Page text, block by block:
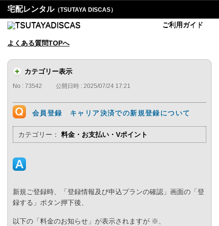
宅配レンタル（TSUTAYA DISCAS）
ご利用ガイド
よくある質問TOPへ
カテゴリー表示
No : 73542 公開日時 : 2025/07/24 17:21
会員登録 キャリア決済での新規登録について
カテゴリー： 料金・お支払い・Vポイント
新規ご登録時、「登録情報及び申込プランの確認」画面の「登
録する」ボタン押下後、
以下の「料金のお知らせ」が表示されますが ※、